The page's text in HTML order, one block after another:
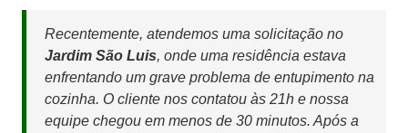
Recentemente, atendemos uma solicitação no
Jardim São Luis, onde uma residência estava
enfrentando um grave problema de entupimento na
cozinha. O cliente nos contatou às 21h e nossa
equipe chegou em menos de 30 minutos. Após a